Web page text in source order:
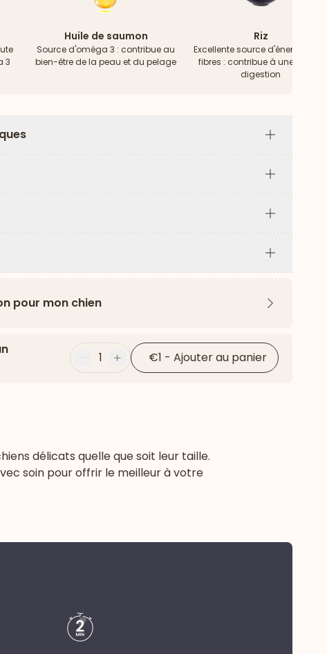
3
Huile de saumon
Source d'oméga 3 : contribue au
bien-être de la peau et du pelage
Riz
Excellente source d'énergie & de
fibres : contribue à une bonne
digestion
Plus
Plus
Plus
Plus
pour mon chien
Moins
1 Plus €1 - Ajouter au panier
délicats quelle que soit leur taille.
soin pour offrir le meilleur à votre